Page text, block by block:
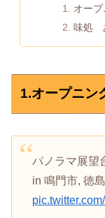
オー
味処
1.オープニ
パノラマ展望
in 鳴門市, 徳